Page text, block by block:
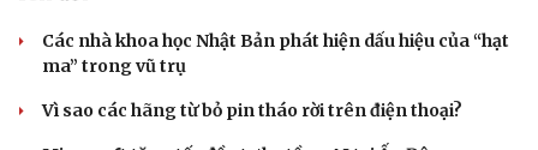
Các nhà khoa học Nhật Bản phát hiện dấu hiệu của “hạt
ma” trong vũ trụ
Vì sao các hãng từ bỏ pin tháo rời trên điện thoại?